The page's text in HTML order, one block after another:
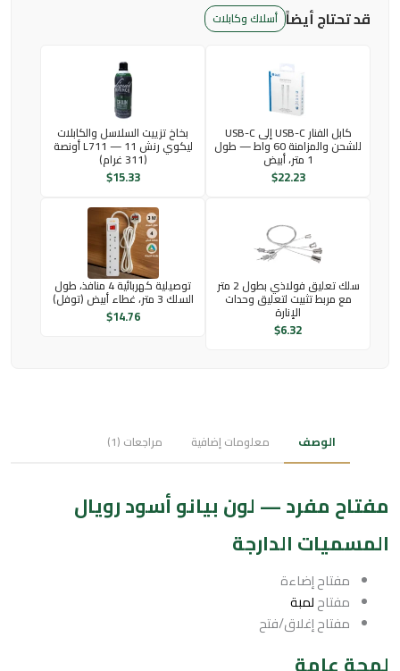
قد تحتاج أيضاً أسلاك وكابلات
كابل الفنار USB-C إلى USB-C
للشحن والمزامنة 60 واط — طول
1 متر، أبيض
$22.23
بخاخ تزييت السلاسل والكابلات
ليكوي رنش L711 — 11 أونصة
(311 غرام)
$15.33
سلك تعليق فولاذي بطول 2 متر
مع مربط تثبيت لتعليق وحدات
الإنارة
$6.32
توصيلية كهربائية 4 منافذ، طول
السلك 3 متر، غطاء أبيض (توفل)
$14.76
الوصف معلومات إضافية مراجعات (1)
مفتاح مفرد — لون بيانو أسود رويال
المسميات الدارجة
مفتاح إضاءة
مفتاحلمبة
مفتاح إغلاق/فتح